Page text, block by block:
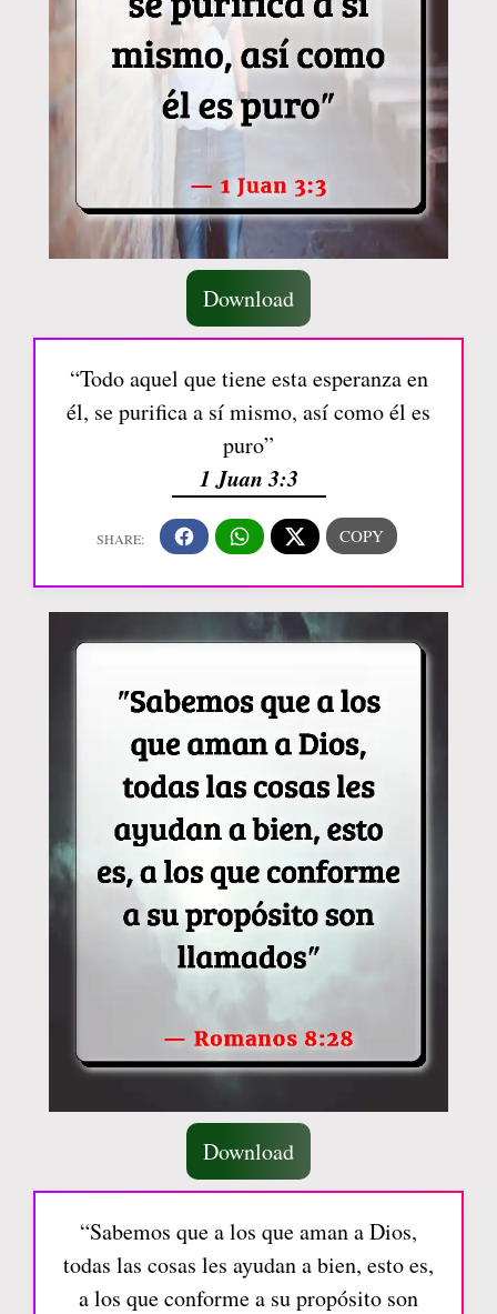
Download
“Todo aquel que tiene esta esperanza en
él, se purifica a sí mismo, así como él es
puro”
1 Juan 3:3
Download
“Sabemos que a los que aman a Dios,
todas las cosas les ayudan a bien, esto es,
a los que conforme a su propósito son